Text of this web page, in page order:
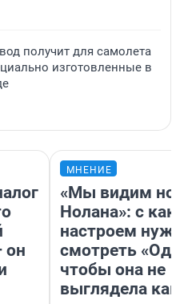
получит для самолета
изготовленные в
он
МНЕНИЕ
«Мы видим
Нолана»: с
настроем
смотреть
чтобы она не
выглядела как